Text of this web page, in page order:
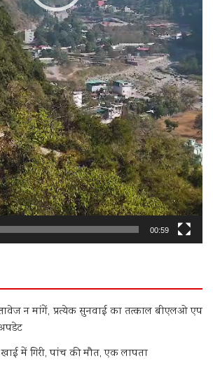
00:59
न मांगें, प्रत्येक सुनवाई का तत्काल बीएलओ एप
में गिरी, पांच की मौत, एक लापता